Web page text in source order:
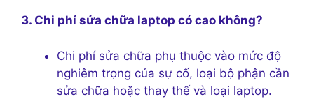
3. Chi phí sửa chữa laptop có cao không?
Chi phí sửa chữa phụ thuộc vào mức độ
nghiêm trọng của sự cố, loại bộ phận cần
sửa chữa hoặc thay thế và loại laptop.